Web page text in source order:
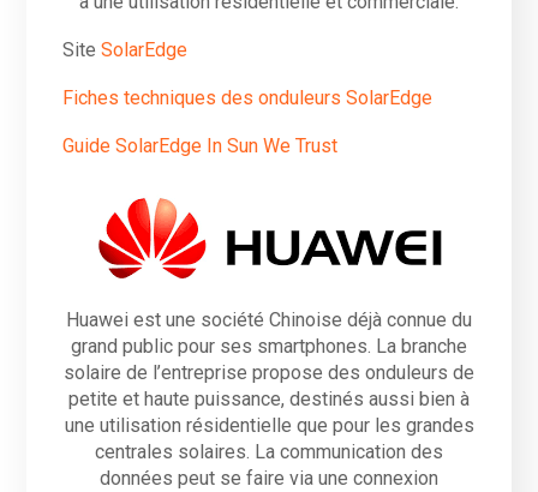
SiteSolarEdge
Fiches techniques des onduleurs SolarEdge
Guide SolarEdge In Sun We Trust
Huawei est une société Chinoise déjà connue du
grand public pour ses smartphones. La branche
solaire de l’entreprise propose des onduleurs de
petite et haute puissance, destinés aussi bien à
une utilisation résidentielle que pour les grandes
centrales solaires. La communication des
données peut se faire via une connexion